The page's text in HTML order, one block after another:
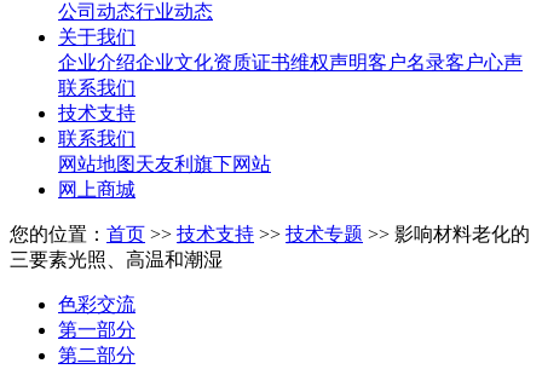
公司动态行业动态
关于我们
企业介绍企业文化资质证书维权声明客户名录客户心声
联系我们
技术支持
联系我们
网站地图天友利旗下网站
网上商城
您的位置： 首页 >> 技术支持 >> 技术专题 >> 影响材料老化的
三要素光照、高温和潮湿
色彩交流
第一部分
第二部分